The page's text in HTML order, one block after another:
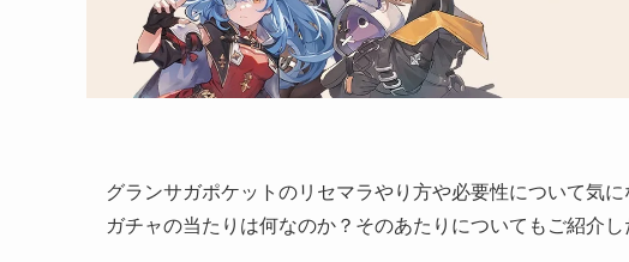
グランサガポケットのリセマラやり方や必要性について気
ガチャの当たりは何なのか？そのあたりについてもご紹介し